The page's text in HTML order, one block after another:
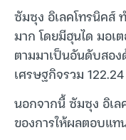
ซัมซุง อิเลคโทรนิคส์
มาก โดยมีฮุนได มอเ
ตามมาเป็นอันดับสอ
เศรษฐกิจรวม
นอกจากนี้ ซัมซุง อิเ
ของการให้ผลตอบแ